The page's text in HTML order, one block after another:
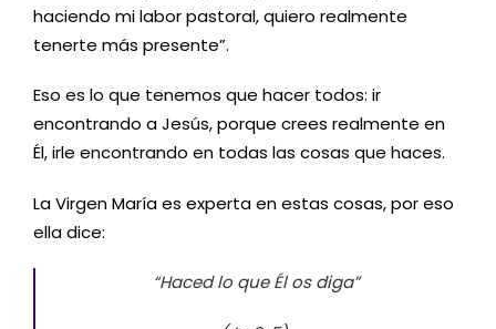
haciendo mi labor pastoral, quiero realmente
tenerte más presente”.
Eso es lo que tenemos que hacer todos: ir
encontrando a Jesús, porque crees realmente en
Él, irle encontrando en todas las cosas que haces.
La Virgen María es experta en estas cosas, por eso
ella dice:
“Haced lo que Él os diga”